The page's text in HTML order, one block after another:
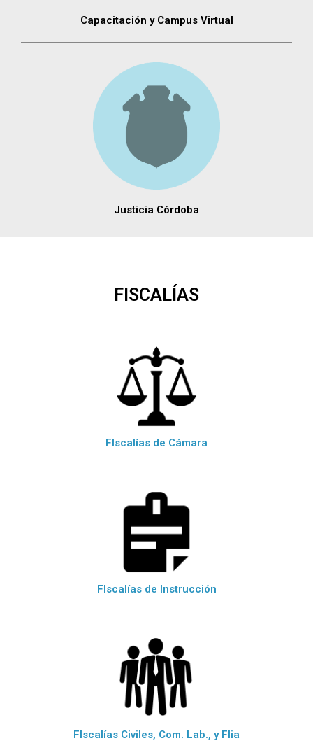
Capacitación y Campus Virtual
Justicia Córdoba
FISCALÍAS
FIscalías de Cámara
FIscalías de Instrucción
FIscalías Civiles, Com. Lab., y Flia